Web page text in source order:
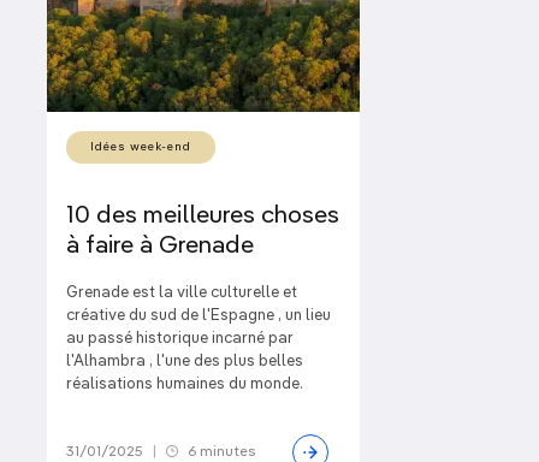
Idées week-end
10 des meilleures choses
à faire à Grenade
Grenade est la ville culturelle et
créative du sud de l'Espagne , un lieu
au passé historique incarné par
l'Alhambra , l'une des plus belles
réalisations humaines du monde.
31/01/2025 6 minutes